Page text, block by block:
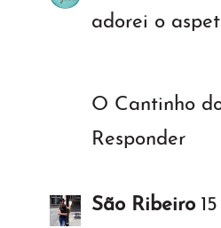
adorei o
O Cantinho
Responder
São Ribeiro